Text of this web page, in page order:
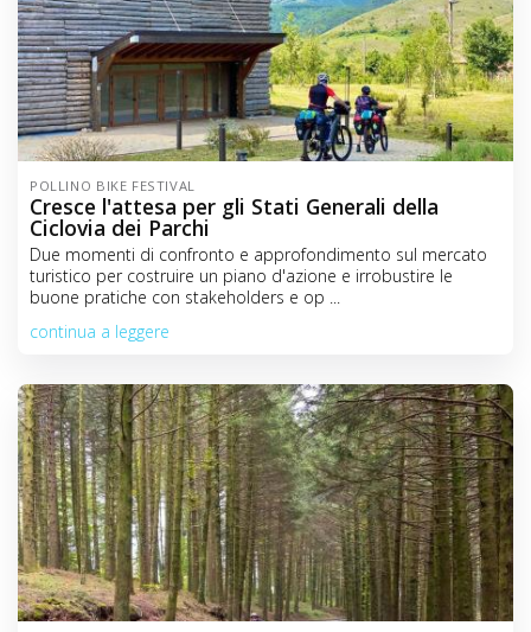
POLLINO BIKE FESTIVAL
Cresce l'attesa per gli Stati Generali della
Ciclovia dei Parchi
Due momenti di confronto e approfondimento sul mercato
turistico per costruire un piano d'azione e irrobustire le
buone pratiche con stakeholders e op ...
continua a leggere